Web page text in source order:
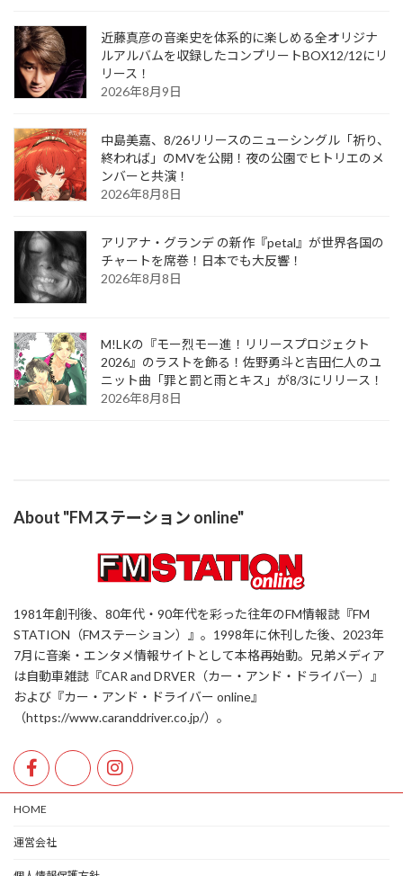
近藤真彦の音楽史を体系的に楽しめる全オリジナ
ルアルバムを収録したコンプリートBOX12/12にリ
リース！
2026年8月9日
中島美嘉、8/26リリースのニューシングル「祈り、
終われば」のMVを公開！夜の公園でヒトリエのメ
ンバーと共演！
2026年8月8日
アリアナ・グランデ の新作『petal』が世界各国の
チャートを席巻！日本でも大反響！
2026年8月8日
M!LKの『モー烈モー進！リリースプロジェクト
2026』のラストを飾る！佐野勇斗と吉田仁人のユ
ニット曲「罪と罰と雨とキス」が8/3にリリース！
2026年8月8日
About "FMステーション online"
1981年創刊後、80年代・90年代を彩った往年のFM情報誌『FM
STATION（FMステーション）』。1998年に休刊した後、2023年
7月に音楽・エンタメ情報サイトとして本格再始動。兄弟メディア
は自動車雑誌『CAR and DRVER（カー・アンド・ドライバー）』
および『カー・アンド・ドライバー online』
（https://www.caranddriver.co.jp/）。
HOME
運営会社